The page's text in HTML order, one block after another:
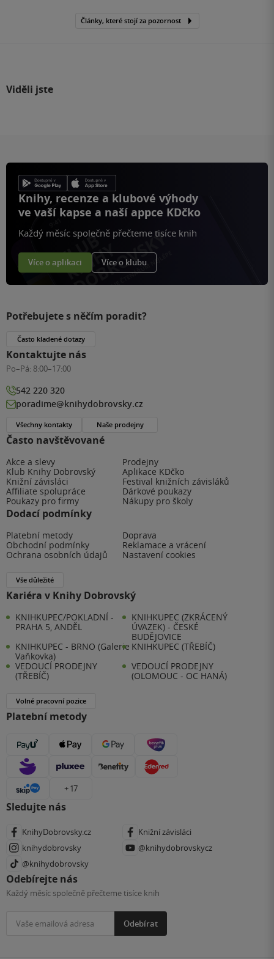
Články, které stojí za pozornost
Viděli jste
Knihy, recenze a klubové výhody
ve vaší kapse a naší appce KDčko
Každý měsíc společně přečteme tisíce knih
Více o aplikaci Více o klubu
Často navštěvované
Akce a slevy
Prodejny
Klub Knihy Dobrovský
Aplikace KDčko
Knižní závisláci
Festival knižních závisláků
Affiliate spolupráce
Dárkové poukazy
Poukazy pro firmy
Nákupy pro školy
Dodací podmínky
Platební metody
Doprava
Obchodní podmínky
Reklamace a vrácení
Ochrana osobních údajů
Nastavení cookies
Vše důležité
Kariéra v Knihy Dobrovský
KNIHKUPEC/POKLADNÍ -
PRAHA 5, ANDĚL
KNIHKUPEC (ZKRÁCENÝ
ÚVAZEK) - ČESKÉ
BUDĚJOVICE
KNIHKUPEC - BRNO (Galerie
Vaňkovka)
KNIHKUPEC (TŘEBÍČ)
VEDOUCÍ PRODEJNY
(TŘEBÍČ)
VEDOUCÍ PRODEJNY
(OLOMOUC - OC HANÁ)
Volné pracovní pozice
Platební metody
+ 17
Sledujte nás
KnihyDobrovsky.cz
Knižní závisláci
knihydobrovsky
@knihydobrovskycz
@knihydobrovsky
Odebírejte nás
Každý měsíc společně přečteme tisíce knih
Odebírat
Potřebujete s něčím poradit?
Často kladené dotazy
Kontaktujte nás
Po–Pá: 8:00–17:00
542 220 320
poradime@knihydobrovsky.cz
Všechny kontakty Naše prodejny